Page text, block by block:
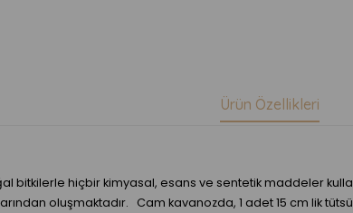
Ürün Özellikleri
bitkilerle hiçbir kimyasal, esans ve sentetik maddeler
oluşmaktadır. Cam kavanozda, 1 adet 15 cm lik